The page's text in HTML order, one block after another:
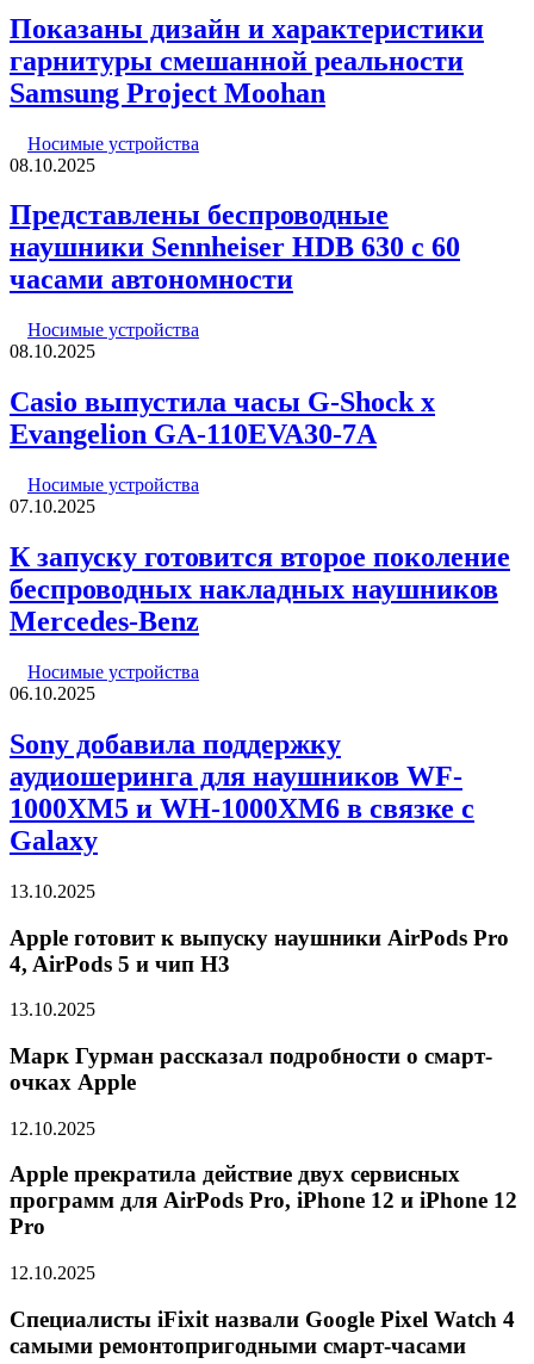
Показаны дизайн и характеристики
гарнитуры смешанной реальности
Samsung Project Moohan
Носимые устройства
08.10.2025
Представлены беспроводные
наушники Sennheiser HDB 630 с 60
часами автономности
Носимые устройства
08.10.2025
Casio выпустила часы G-Shock x
Evangelion GA-110EVA30-7A
Носимые устройства
07.10.2025
К запуску готовится второе поколение
беспроводных накладных наушников
Mercedes-Benz
Носимые устройства
06.10.2025
Sony добавила поддержку
аудиошеринга для наушников WF-
1000XM5 и WH-1000XM6 в связке с
Galaxy
13.10.2025
Apple готовит к выпуску наушники AirPods Pro
4, AirPods 5 и чип H3
13.10.2025
Марк Гурман рассказал подробности о смарт-
очках Apple
12.10.2025
Apple прекратила действие двух сервисных
программ для AirPods Pro, iPhone 12 и iPhone 12
Pro
12.10.2025
Специалисты iFixit назвали Google Pixel Watch 4
самыми ремонтопригодными смарт-часами